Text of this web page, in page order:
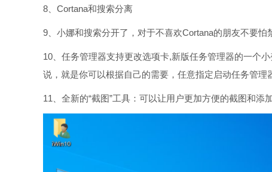
8、Cortana和搜索分离
9、小娜和搜索分开了，对于不喜欢Cortana的朋友不要怕
10、任务管理器支持更改选项卡,新版任务管理器的一个
说，就是你可以根据自己的需要，任意指定启动任务管理
11、全新的“截图”工具：可以让用户更加方便的截图和添加